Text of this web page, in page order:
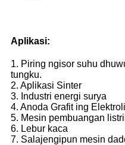
Aplikasi:
1. Piring ngisor suhu
tungku.
2. Aplikasi Sinter
3. Industri energi surya
4. Anoda Grafit ing
5. Mesin pembuangan
6. Lebur kaca
7. Salajengipun mesin